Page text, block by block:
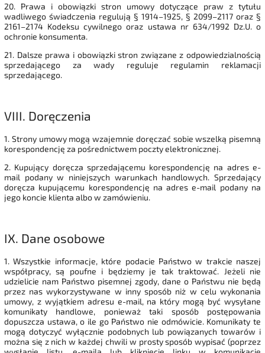
20. Prawa i obowiązki stron umowy dotyczące praw z tytułu
wadliwego świadczenia regulują § 1914–1925, § 2099–2117 oraz §
2161–2174 Kodeksu cywilnego oraz ustawa nr 634/1992 Dz.U. o
ochronie konsumenta.
21. Dalsze prawa i obowiązki stron związane z odpowiedzialnością
sprzedającego za wady reguluje regulamin reklamacji
sprzedającego.
VIII. Doręczenia
1. Strony umowy mogą wzajemnie doręczać sobie wszelką pisemną
korespondencję za pośrednictwem poczty elektronicznej.
2. Kupujący doręcza sprzedającemu korespondencję na adres e-
mail podany w niniejszych warunkach handlowych. Sprzedający
doręcza kupującemu korespondencję na adres e-mail podany na
jego koncie klienta albo w zamówieniu.
IX. Dane osobowe
1. Wszystkie informacje, które podacie Państwo w trakcie naszej
współpracy, są poufne i będziemy je tak traktować. Jeżeli nie
udzielicie nam Państwo pisemnej zgody, dane o Państwu nie będą
przez nas wykorzystywane w inny sposób niż w celu wykonania
umowy, z wyjątkiem adresu e-mail, na który mogą być wysyłane
komunikaty handlowe, ponieważ taki sposób postępowania
dopuszcza ustawa, o ile go Państwo nie odmówicie. Komunikaty te
mogą dotyczyć wyłącznie podobnych lub powiązanych towarów i
można się z nich w każdej chwili w prosty sposób wypisać (poprzez